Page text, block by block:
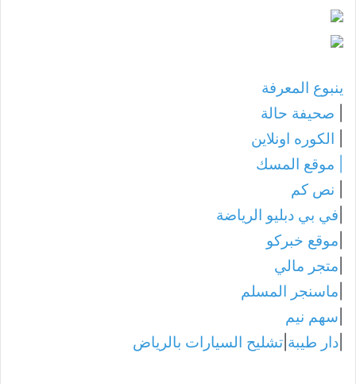
ينبوع المعرفة
صحيفة حالة
الكوره اونلاين
موقع المسك
نص كم
في بي دبليو الرياضة
موقع خبركو
متجر مالي
ماسنجر المسلم
سهم نيم
دار طيبة تشليح السيارات بالرياض